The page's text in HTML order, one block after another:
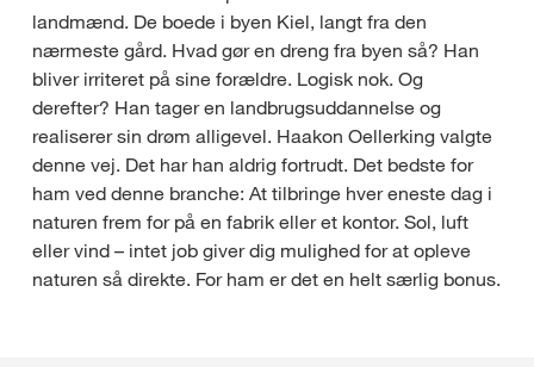
landmænd. De boede i byen Kiel, langt fra den
nærmeste gård. Hvad gør en dreng fra byen så? Han
bliver irriteret på sine forældre. Logisk nok. Og
derefter? Han tager en landbrugsuddannelse og
realiserer sin drøm alligevel. Haakon Oellerking valgte
denne vej. Det har han aldrig fortrudt. Det bedste for
ham ved denne branche: At tilbringe hver eneste dag i
naturen frem for på en fabrik eller et kontor. Sol, luft
eller vind – intet job giver dig mulighed for at opleve
naturen så direkte. For ham er det en helt særlig bonus.